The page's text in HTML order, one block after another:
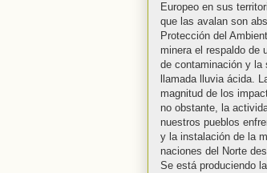
Europeo en sus
que las avalan son
Protección del
minera el respaldo de
de contaminación y la
llamada lluvia ácida.
magnitud de los
no obstante, la
nuestros pueblos
y la instalación de la
naciones del Norte
Se está produciendo